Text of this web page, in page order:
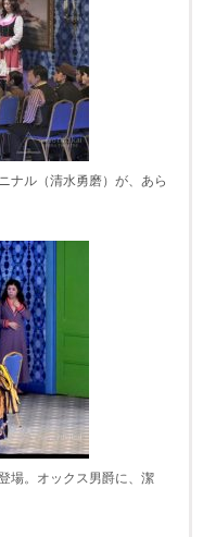
ナル（清水勇磨）が、あら
場。オックス男爵に、潔